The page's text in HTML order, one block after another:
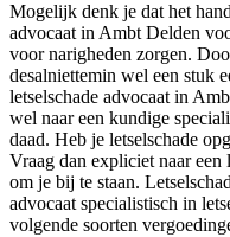
Mogelijk denk je dat het
advocaat in Ambt Delden
voor narigheden zorgen.
desalniettemin wel een stuk
letselschade advocaat in
wel naar een kundige
daad. Heb je letselschade
Vraag dan expliciet naar een
om je bij te staan.
advocaat specialistisch in
volgende soorten